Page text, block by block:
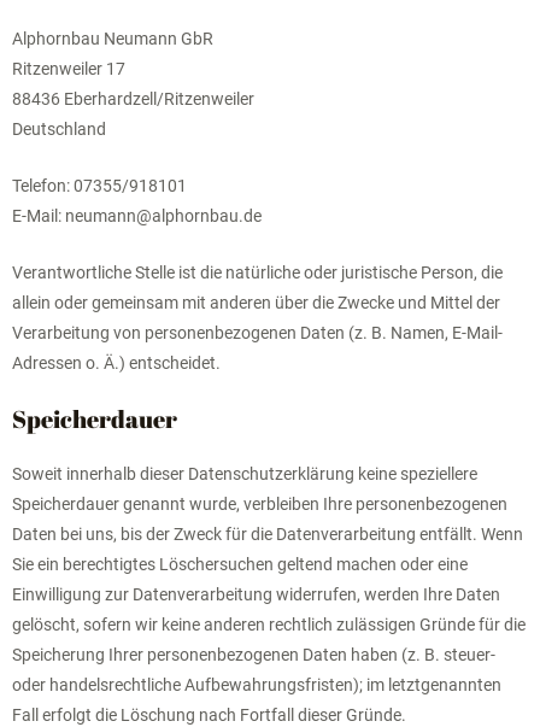
Alphornbau Neumann GbR
Ritzenweiler 17
88436 Eberhardzell/Ritzenweiler
Deutschland
Telefon: 07355/918101
E-Mail: neumann@alphornbau.de
Verantwortliche Stelle ist die natürliche oder juristische Person, die
allein oder gemeinsam mit anderen über die Zwecke und Mittel der
Verarbeitung von personenbezogenen Daten (z. B. Namen, E-Mail-
Adressen o. Ä.) entscheidet.
Speicherdauer
Soweit innerhalb dieser Datenschutzerklärung keine speziellere
Speicherdauer genannt wurde, verbleiben Ihre personenbezogenen
Daten bei uns, bis der Zweck für die Datenverarbeitung entfällt. Wenn
Sie ein berechtigtes Löschersuchen geltend machen oder eine
Einwilligung zur Datenverarbeitung widerrufen, werden Ihre Daten
gelöscht, sofern wir keine anderen rechtlich zulässigen Gründe für die
Speicherung Ihrer personenbezogenen Daten haben (z. B. steuer-
oder handelsrechtliche Aufbewahrungsfristen); im letztgenannten
Fall erfolgt die Löschung nach Fortfall dieser Gründe.